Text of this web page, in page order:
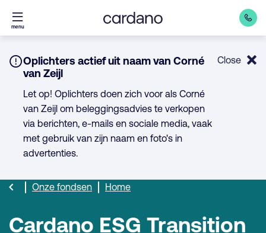
Direct
naar
menu
Notice:
Oplichters actief uit naam van Corné
van Zeijl
Let op! Oplichters doen zich voor als Corné
van Zeijl om beleggingsadvies te verkopen
via berichten, e-mails en sociale media, vaak
met gebruik van zijn naam en foto's in
advertenties.
Close
Home
Onze fondsen
Cardano ESG Transition